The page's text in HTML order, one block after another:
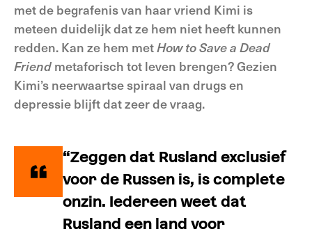
met de begrafenis van haar vriend Kimi is
meteen duidelijk dat ze hem niet heeft kunnen
redden. Kan ze hem metHow to Save a Dead
Friend metaforisch tot leven brengen? Gezien
Kimi’s neerwaartse spiraal van drugs en
depressie blijft dat zeer de vraag.
“Zeggen dat Rusland exclusief
voor de Russen is, is complete
onzin. Iedereen weet dat
Rusland een land voor